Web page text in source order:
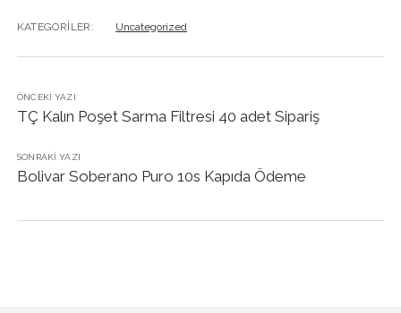
KATEGORILER: Uncategorized
ÖNCEKI YAZI
TÇ Kalın Poşet Sarma Filtresi 40 adet Sipariş
SONRAKI YAZI
Bolivar Soberano Puro 10s Kapıda Ödeme